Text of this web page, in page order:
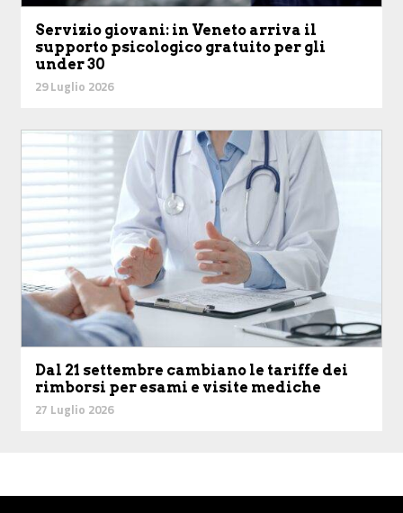
Servizio giovani: in Veneto arriva il
supporto psicologico gratuito per gli
under 30
29 Luglio 2026
Dal 21 settembre cambiano le tariffe dei
rimborsi per esami e visite mediche
27 Luglio 2026